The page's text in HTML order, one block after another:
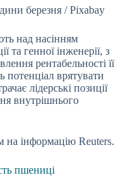
березня / Pixabay
над насінням
та генноїінженерії, з
рентабельності її
потенціал врятувати
лідерські позиції
внутрішнього
на інформацію Reuters.
пшениці